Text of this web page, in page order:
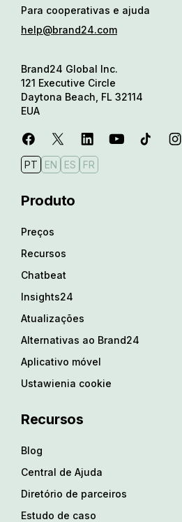
Para cooperativas e ajuda
help@brand24.com
Brand24 Global Inc.
121 Executive Circle
Daytona Beach, FL 32114
EUA
PT EN ES FR
Produto
Preços
Recursos
Chatbeat
Insights24
Atualizações
Alternativas ao Brand24
Aplicativo móvel
Ustawienia cookie
Recursos
Blog
Central de Ajuda
Diretório de parceiros
Estudo de caso